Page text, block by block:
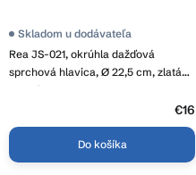
Rea JS-021, okrúhla dažďová
sprchová hlavica, Ø 22,5 cm, zlatá
matná, REA-P0391
Skladom u dodávateľa
€16
Do košíka